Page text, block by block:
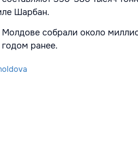
Шарбан.
собрали около
ранее.